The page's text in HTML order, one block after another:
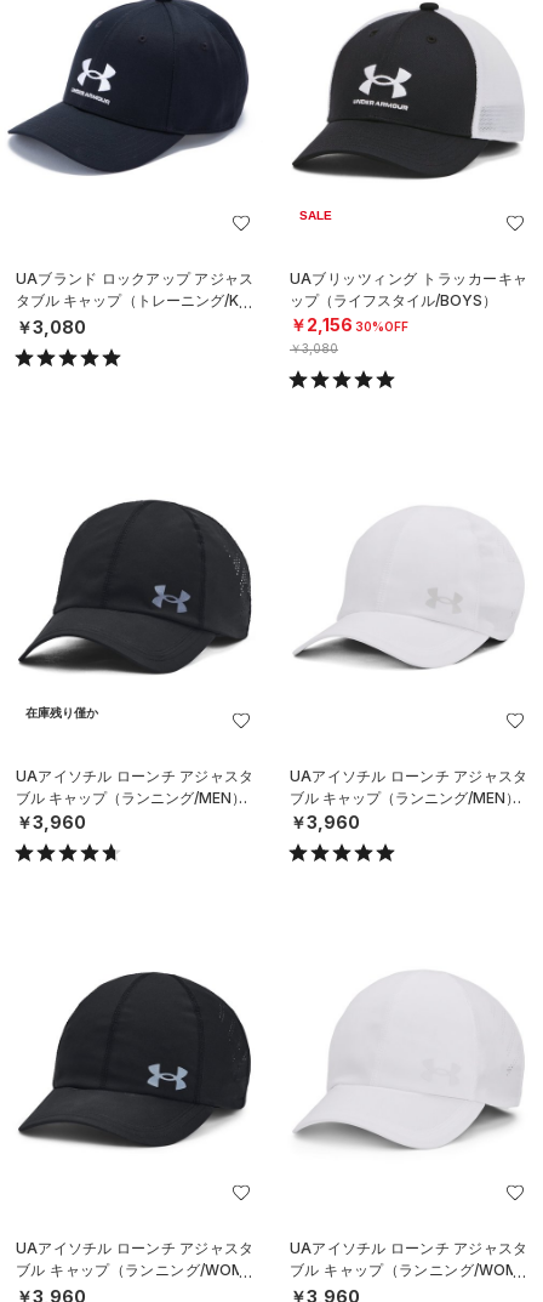
UAブランド ロックアップ アジャス
タブル キャップ（トレーニング/KID
S）
￥3,080
SALE
UAブリッツィング トラッカーキャ
ップ（ライフスタイル/BOYS）
￥2,156 30%OFF
￥3,080
在庫残り僅か
UAアイソチル ローンチ アジャスタ
ブル キャップ（ランニング/MEN）
￥3,960
UAアイソチル ローンチ アジャスタ
ブル キャップ（ランニング/MEN）
￥3,960
UAアイソチル ローンチ アジャスタ
ブル キャップ（ランニング/WOME
N）
￥3,960
UAアイソチル ローンチ アジャスタ
ブル キャップ（ランニング/WOME
N）
￥3,960